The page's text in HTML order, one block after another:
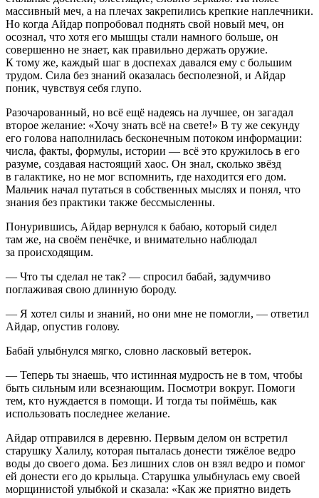
массивный меч, а на плечах закрепились крепкие наплечники.
Но когда Айдар попробовал поднять свой новый меч, он
осознал, что хотя его мышцы стали намного больше, он
совершенно не знает, как правильно держать оружие.
К тому же, каждый шаг в доспехах давался ему с большим
трудом. Сила без знаний оказалась бесполезной, и Айдар
поник, чувствуя себя глупо.
Разочарованный, но всё ещё надеясь на лучшее, он загадал
второе желание: «Хочу знать всё на свете!» В ту же секунду
его голова наполнилась бесконечным потоком информации:
числа, факты, формулы, истории — всё это кружилось в его
разуме, создавая настоящий хаос. Он знал, сколько звёзд
в галактике, но не мог вспомнить, где находится его дом.
Мальчик начал путаться в собственных мыслях и понял, что
знания без практики также бессмысленны.
Понурившись, Айдар вернулся к бабаю, который сидел
там же, на своём пенёчке, и внимательно наблюдал
за происходящим.
— Что ты сделал не так? — спросил бабай, задумчиво
поглаживая свою длинную бороду.
— Я хотел силы и знаний, но они мне не помогли, — ответил
Айдар, опустив голову.
Бабай улыбнулся мягко, словно ласковый ветерок.
— Теперь ты знаешь, что истинная мудрость не в том, чтобы
быть сильным или всезнающим. Посмотри вокруг. Помоги
тем, кто нуждается в помощи. И тогда ты поймёшь, как
использовать последнее желание.
Айдар отправился в деревню. Первым делом он встретил
старушку Халилу, которая пыталась донести тяжёлое ведро
воды до своего дома. Без лишних слов он взял ведро и помог
ей донести его до крыльца. Старушка улыбнулась ему своей
морщинистой улыбкой и сказала: «Как же приятно видеть